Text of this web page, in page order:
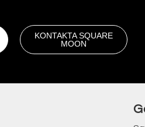
KONTAKTA SQUARE
MOON